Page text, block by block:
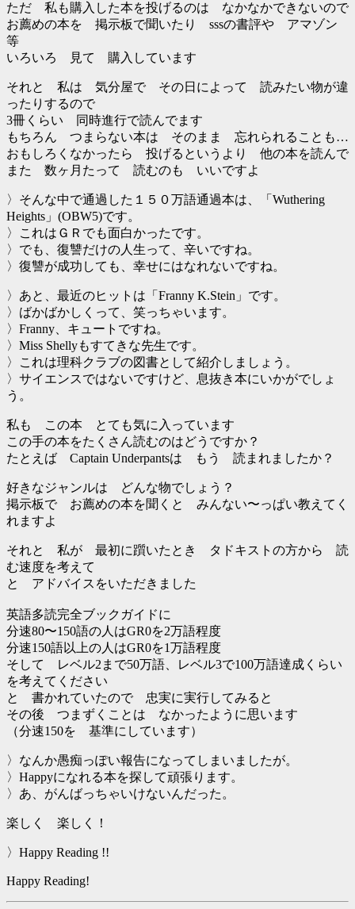
ただ 私も購入した本を投げるのは なかなかできないので
お薦めの本を 掲示板で聞いたり sssの書評や アマゾン
等
いろいろ 見て 購入しています
それと 私は 気分屋で その日によって 読みたい物が違
ったりするので
3冊くらい 同時進行で読んでます
もちろん つまらない本は そのまま 忘れられることも…
おもしろくなかったら 投げるというより 他の本を読んで
また 数ヶ月たって 読むのも いいですよ
〉そんな中で通過した１５０万語通過本は、「Wuthering
Heights」(OBW5)です。
〉これはＧＲでも面白かったです。
〉でも、復讐だけの人生って、辛いですね。
〉復讐が成功しても、幸せにはなれないですね。
〉あと、最近のヒットは「Franny K.Stein」です。
〉ばかばかしくって、笑っちゃいます。
〉Franny、キュートですね。
〉Miss Shellyもすてきな先生です。
〉これは理科クラブの図書として紹介しましょう。
〉サイエンスではないですけど、息抜き本にいかがでしょ
う。
私も この本 とても気に入っています
この手の本をたくさん読むのはどうですか？
たとえば Captain Underpantsは もう 読まれましたか？
好きなジャンルは どんな物でしょう？
掲示板で お薦めの本を聞くと みんない〜っぱい教えてく
れますよ
それと 私が 最初に躓いたとき タドキストの方から 読
む速度を考えて
と アドバイスをいただきました
英語多読完全ブックガイドに
分速80〜150語の人はGR0を2万語程度
分速150語以上の人はGR0を1万語程度
そして レベル2まで50万語、レベル3で100万語達成くらい
を考えてください
と 書かれていたので 忠実に実行してみると
その後 つまずくことは なかったように思います
（分速150を 基準にしています）
〉なんか愚痴っぽい報告になってしまいましたが。
〉Happyになれる本を探して頑張ります。
〉あ、がんばっちゃいけないんだった。
楽しく 楽しく！
〉Happy Reading !!
Happy Reading!